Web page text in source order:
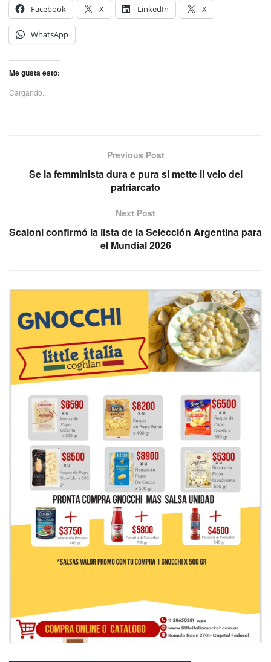
Facebook
X LinkedIn X
WhatsApp
Me gusta esto:
Cargando...
Previous Post
Se la femminista dura e pura si mette il velo del
patriarcato
Next Post
Scaloni confirmó la lista de la Selección Argentina para
el Mundial 2026